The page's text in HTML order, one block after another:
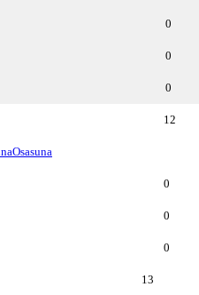
0
0
0
12
Osasuna
0
0
0
13